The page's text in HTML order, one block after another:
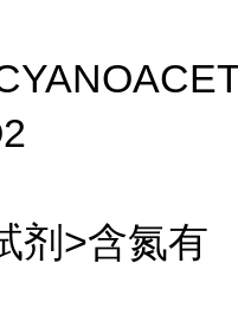
剂>含氮有